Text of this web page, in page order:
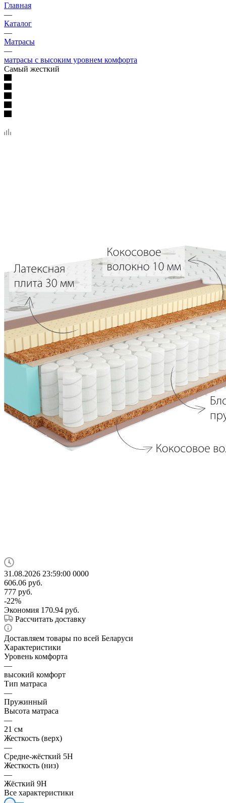
Главная
—
Каталог
—
Матрасы
—
матрасы с высоким уровнем комфорта
Самый жесткий
31.08.2026 23:59:00 0000
606.06 руб.
777 руб.
-22%
Экономия 170.94 руб.
Рассчитать доставку
Доставляем товары по всей Беларуси
Характеристики
Уровень комфорта
—
высокий комфорт
Тип матраса
—
Пружинный
Высота матраса
—
21 см
Жесткость (верх)
—
Средне-жёсткий 5H
Жесткость (низ)
—
Жёсткий 9H
Все характеристики